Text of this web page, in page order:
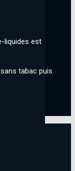
liquides est
tabac puis